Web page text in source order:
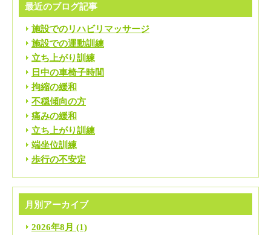
最近のブログ記事
施設でのリハビリマッサージ
施設での運動訓練
立ち上がり訓練
日中の車椅子時間
拘縮の緩和
不穏傾向の方
痛みの緩和
立ち上がり訓練
端坐位訓練
歩行の不安定
月別アーカイブ
2026年8月 (1)